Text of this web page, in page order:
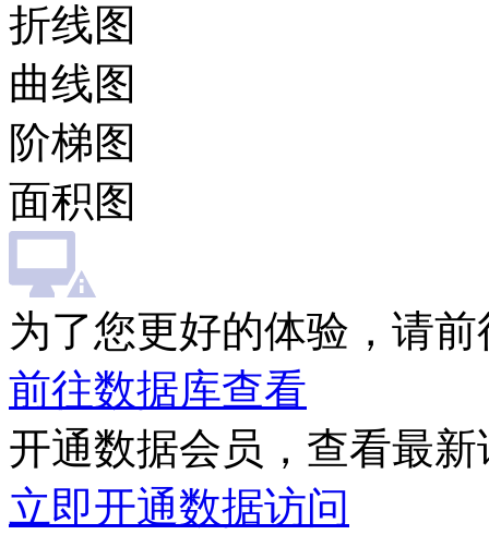
折线图
曲线图
阶梯图
面积图
为了您更好的体验，请
前往数据库查看
开通数据会员，查看最
立即开通数据访问